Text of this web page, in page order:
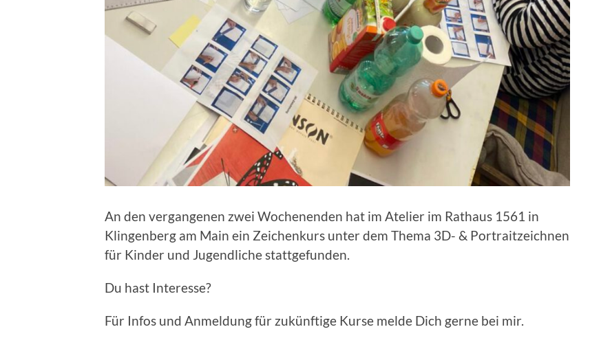
An den vergangenen zwei Wochenenden hat im Atelier im Rathaus 1561 in
Klingenberg am Main ein Zeichenkurs unter dem Thema 3D- & Portraitzeichnen
für Kinder und Jugendliche stattgefunden.
Du hast Interesse?
Für Infos und Anmeldung für zukünftige Kurse melde Dich gerne bei mir.